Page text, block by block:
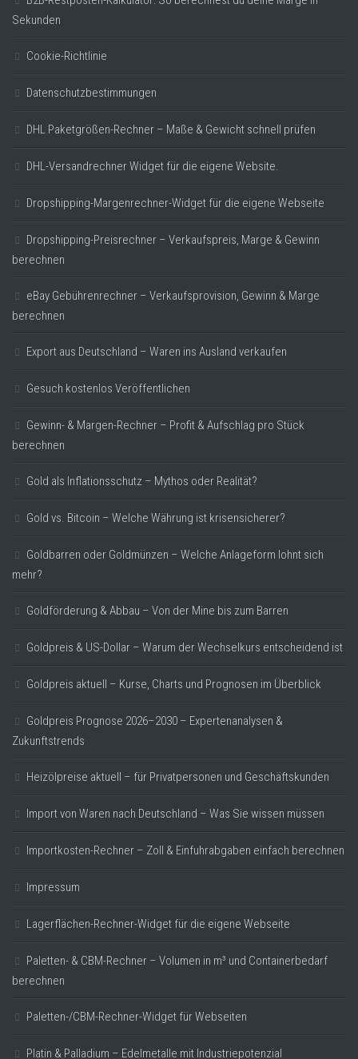
Sekunden
Cookie-Richtlinie
Datenschutzbestimmungen
DHL Paketgrößen-Rechner – Maße & Gewicht schnell prüfen
DHL-Versandrechner Widget für die eigene Website.
Dropshipping-Margenrechner-Widget für die eigene Webseite
Dropshipping-Preisrechner – Verkaufspreis, Marge & Gewinn
berechnen
eBay Gebührenrechner – Verkaufsprovision, Gewinn & Marge
berechnen
Export aus Deutschland – Waren ins Ausland verkaufen
Gesuch kostenlos Veröffentlichen
Gewinn- & Margen-Rechner – Profit & Aufschlag pro Stück
berechnen
Gold als Inflationsschutz – Mythos oder Realität?
Gold vs. Bitcoin – Welche Währung ist krisensicherer?
Goldbarren oder Goldmünzen – Welche Anlageform lohnt sich
mehr?
Goldförderung & Abbau – Von der Mine bis zum Barren
Goldpreis & US-Dollar – Warum der Wechselkurs entscheidend ist
Goldpreis aktuell – Kurse, Charts und Prognosen im Überblick
Goldpreis Prognose 2026–2030 – Expertenanalysen &
Zukunftstrends
Heizölpreise aktuell – für Privatpersonen und Geschäftskunden
Import von Waren nach Deutschland – Was Sie wissen müssen
Importkosten-Rechner – Zoll & Einfuhrabgaben einfach berechnen
Impressum
Lagerflächen-Rechner-Widget für die eigene Webseite
Paletten- & CBM-Rechner – Volumen in m³ und Containerbedarf
berechnen
Paletten-/CBM-Rechner-Widget für Webseiten
Platin & Palladium – Edelmetalle mit Industriepotenzial